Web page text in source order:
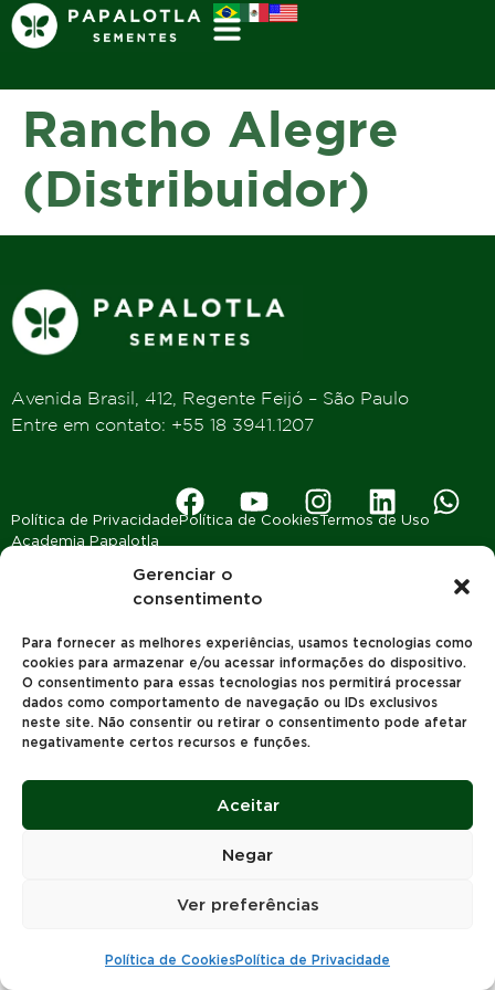
Gerenciar o
consentimento
Para fornecer as melhores experiências, usamos tecnologias como
cookies para armazenar e/ou acessar informações do dispositivo.
O consentimento para essas tecnologias nos permitirá processar
dados como comportamento de navegação ou IDs exclusivos
neste site. Não consentir ou retirar o consentimento pode afetar
negativamente certos recursos e funções.
Aceitar
Negar
Ver preferências
Política de CookiesPolítica de Privacidade
Rancho Alegre
(Distribuidor)
Avenida Brasil, 412, Regente Feijó – São Paulo
Entre em contato: +55 18 3941.1207
Política de PrivacidadePolítica de CookiesTermos de Uso
Academia Papalotla
2023 © Todos os Direitos reservados | Papalotla Sementes |